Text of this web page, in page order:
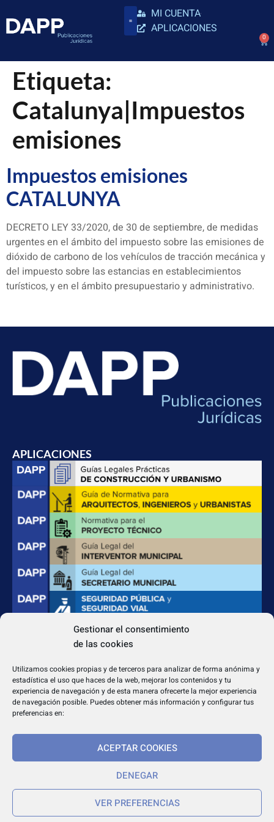
Gestionar el consentimiento
de las cookies
Utilizamos cookies propias y de terceros para analizar de forma anónima y
estadística el uso que haces de la web, mejorar los contenidos y tu
experiencia de navegación y de esta manera ofrecerte la mejor experiencia
de navegación posible. Puedes obtener más información y configurar tus
preferencias en:
ACEPTAR COOKIES
DENEGAR
VER PREFERENCIAS
MI CUENTA
APLICACIONES
0
Etiqueta:
Catalunya|Impuestos
emisiones
Impuestos emisiones
CATALUNYA
DECRETO LEY 33/2020, de 30 de septiembre, de medidas
urgentes en el ámbito del impuesto sobre las emisiones de
dióxido de carbono de los vehículos de tracción mecánica y
del impuesto sobre las estancias en establecimientos
turísticos, y en el ámbito presupuestario y administrativo.
APLICACIONES
dapp@dappeditorial.es
TEXTOS LEGALES
Política de cookies
Política de privacidad